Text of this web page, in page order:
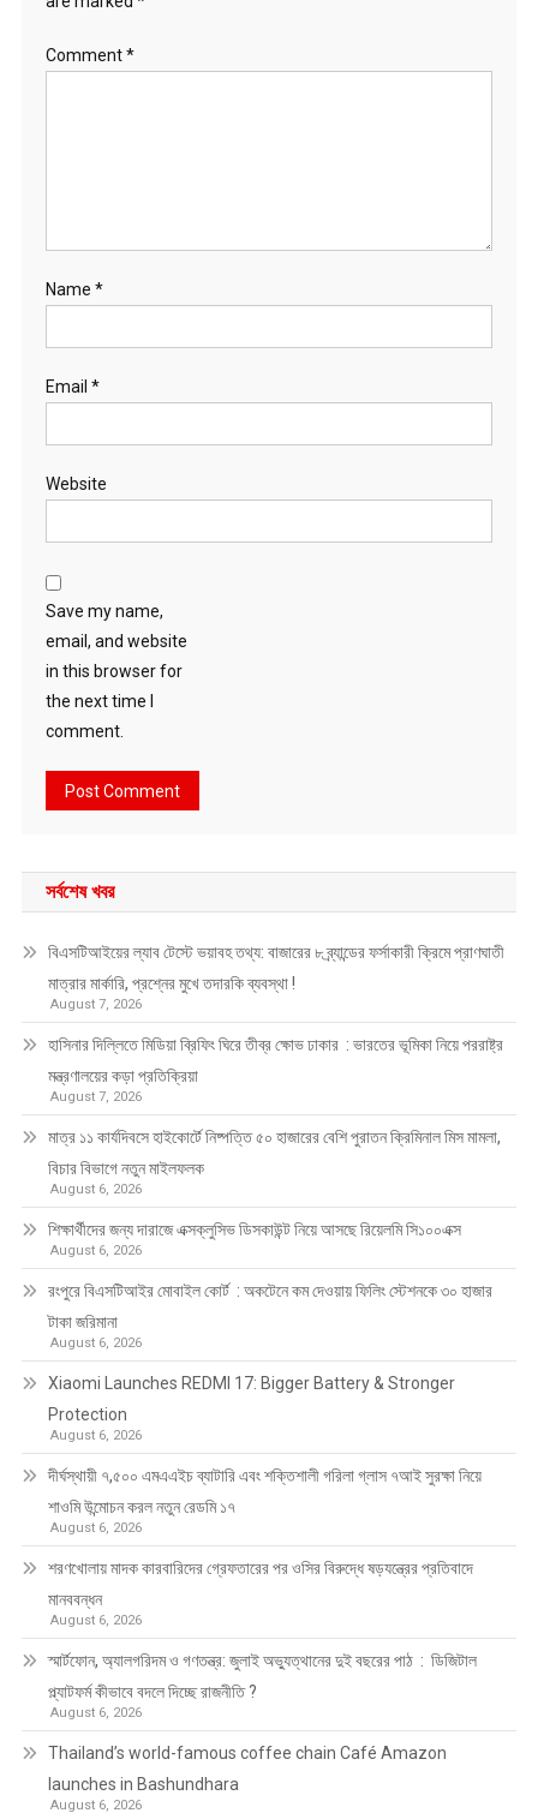
Comment*
Name *
Email *
Website
Save my name,
email, and website
in this browser for
the next time I
comment.
সর্বশেষ খবর
বিএসটিআইয়ের ল্যাব টেস্টে ভয়াবহ তথ্য: বাজারের ৮ ব্র্যান্ডের ফর্সাকারী ক্রিমে প্রাণঘাতী
মাত্রার মার্কারি, প্রশ্নের মুখে তদারকি ব্যবস্থা !
August 7, 2026
হাসিনার দিল্লিতে মিডিয়া ব্রিফিং ঘিরে তীব্র ক্ষোভ ঢাকার : ভারতের ভূমিকা নিয়ে পররাষ্ট্র
মন্ত্রণালয়ের কড়া প্রতিক্রিয়া
August 7, 2026
মাত্র ১১ কার্যদিবসে হাইকোর্টে নিষ্পত্তি ৫০ হাজারের বেশি পুরাতন ক্রিমিনাল মিস মামলা,
বিচার বিভাগে নতুন মাইলফলক
August 6, 2026
শিক্ষার্থীদের জন্য দারাজে এক্সক্লুসিভ ডিসকাউন্ট নিয়ে আসছে রিয়েলমি সি১০০এক্স
August 6, 2026
রংপুরে বিএসটিআইর মোবাইল কোর্ট : অকটেনে কম দেওয়ায় ফিলিং স্টেশনকে ৩০ হাজার
টাকা জরিমানা
August 6, 2026
Xiaomi Launches REDMI 17: Bigger Battery & Stronger
Protection
August 6, 2026
দীর্ঘস্থায়ী ৭,৫০০ এমএএইচ ব্যাটারি এবং শক্তিশালী গরিলা গ্লাস ৭আই সুরক্ষা নিয়ে
শাওমি উন্মোচন করল নতুন রেডমি ১৭
August 6, 2026
শরণখোলায় মাদক কারবারিদের গ্রেফতারের পর ওসির বিরুদ্ধে ষড়যন্ত্রের প্রতিবাদে
মানববন্ধন
August 6, 2026
স্মার্টফোন, অ্যালগরিদম ও গণতন্ত্র: জুলাই অভ্যুত্থানের দুই বছরের পাঠ : ডিজিটাল
প্ল্যাটফর্ম কীভাবে বদলে দিচ্ছে রাজনীতি ?
August 6, 2026
Thailand’s world-famous coffee chain Café Amazon
launches in Bashundhara
August 6, 2026